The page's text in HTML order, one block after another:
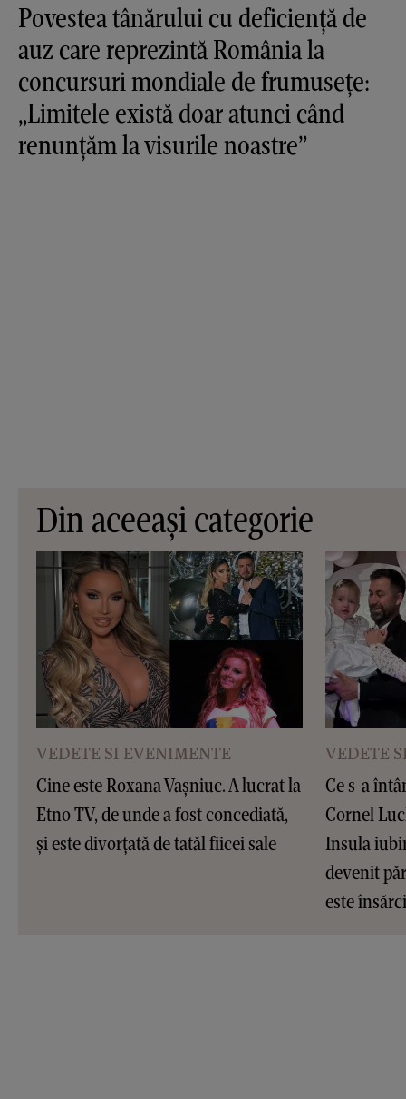
Povestea tânărului cu deficiență de
auz care reprezintă România la
concursuri mondiale de frumusețe:
„Limitele există doar atunci când
renunțăm la visurile noastre”
Din aceeași categorie
VEDETE SI EVENIMENTE
Cine este Roxana Vașniuc. A lucrat la
Etno TV, de unde a fost concediată,
și este divorțată de tatăl fiicei sale
VEDETE
Ce s-a
Cornel
Insula
devenit
este